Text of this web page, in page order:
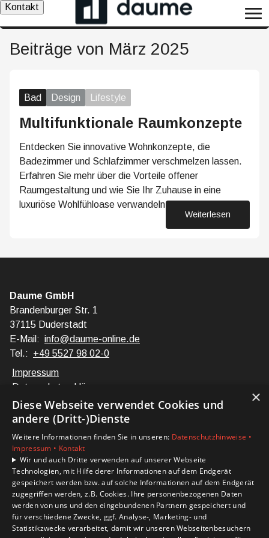
Kontakt
Beiträge von März 2025
Bad Design Lifestyle
Multifunktionale Raumkonzepte
Entdecken Sie innovative Wohnkonzepte, die
Badezimmer und Schlafzimmer verschmelzen lassen.
Erfahren Sie mehr über die Vorteile offener
Raumgestaltung und wie Sie Ihr Zuhause in eine
luxuriöse Wohlfühloase verwandeln können.
Weiterlesen
Daume GmbH
Brandenburger Str. 1
37115 Duderstadt
E-Mail: info@daume-online.de
Tel.: +49 5527 98 02-0
Impressum
Datenschutzerklärung
Barrierefreiheitserklärung
Privatkunden
Karriere
Unternehmen
Kontakt
×
Diese Webseite verwendet Cookies und
andere (Dritt-)Dienste
Weitere Informationen finden Sie in unseren: Datenschutzhinweise •
Impressum • Kontakt
Wir und auch Dritte verwenden auf unserer Webseite
Technologien, mit Hilfe derer Informationen auf dem Endgerät
gespeichert werden bzw. auf solche Informationen auf dem Endgerät
zugegriffen werden, z.B. Cookies. Ihre personenbezogenen Daten
werden von uns und den eingebundenen Partnern gespeichert und
für verschiedene Zwecke, ggf. Analyse-, Marketing- und
Statistikzwecke verarbeitet, damit wir unseren Webseitenbesuchern